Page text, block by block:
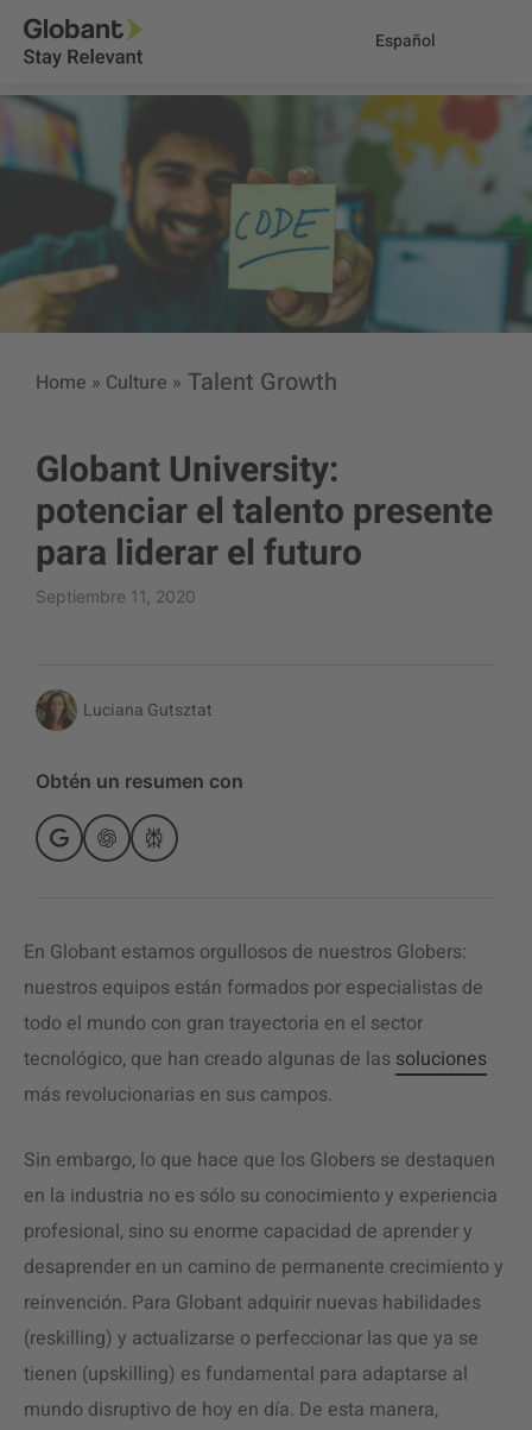
Español
Home » Culture » Talent Growth
Globant University:
potenciar el talento presente
para liderar el futuro
Septiembre 11, 2020
Luciana Gutsztat
Obtén un resumen con
En Globant estamos orgullosos de nuestros Globers:
nuestros equipos están formados por especialistas de
todo el mundo con gran trayectoria en el sector
tecnológico, que han creado algunas de las soluciones
más revolucionarias en sus campos.
Sin embargo, lo que hace que los Globers se destaquen
en la industria no es sólo su conocimiento y experiencia
profesional, sino su enorme capacidad de aprender y
desaprender en un camino de permanente crecimiento y
reinvención. Para Globant adquirir nuevas habilidades
(reskilling) y actualizarse o perfeccionar las que ya se
tienen (upskilling) es fundamental para adaptarse al
mundo disruptivo de hoy en día. De esta manera,